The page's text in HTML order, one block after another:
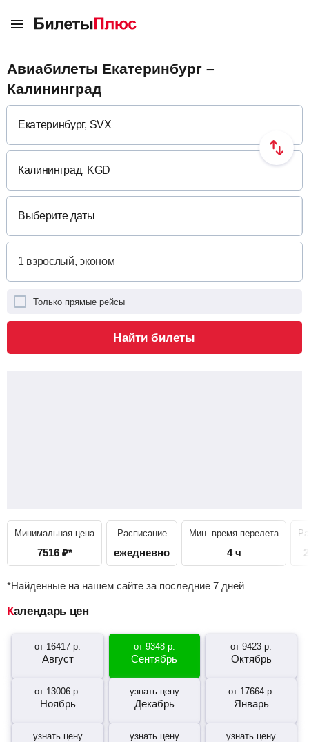
Авиабилеты Екатеринбург –
Калининград
Выберите даты
Только прямые рейсы
Найти билеты
Минимальная цена
7516 ₽*
Расписание
ежедневно
Мин. время перелета
4 ч
*Найденные на нашем сайте за последние 7 дней
Календарь цен
от 16417 р.
Август
от 9348р.
Сентябрь
от9423 р.
Октябрь
от 13006 р.
Ноябрь
узнать цену
Декабрь
от 17664р.
Январь
узнать цену узнать цену узнать цену